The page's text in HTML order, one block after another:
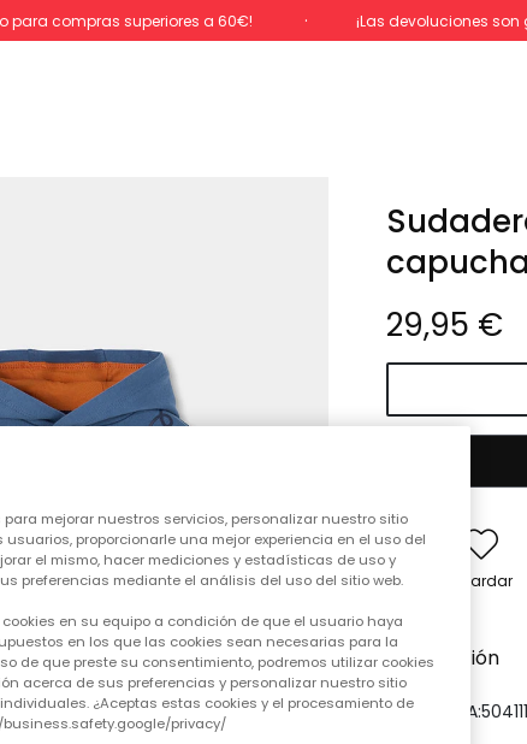
para compras superiores a 60€! ¡Las devoluciones son
Total
29,95 €
Guardar
Descripción
mejorar nuestros servicios, personalizar nuestro sitio
proporcionarle una mejor experiencia en el uso del
el mismo, hacer mediciones y estadísticas de uso y
preferencias mediante el análisis del uso del sitio web.
en su equipo a condición de que el usuario haya
en los que las cookies sean necesarias para la
de que preste su consentimiento, podremos utilizar cookies
acerca de sus preferencias y personalizar nuestro sitio
¿Aceptas estas cookies y el procesamiento de
privacy/